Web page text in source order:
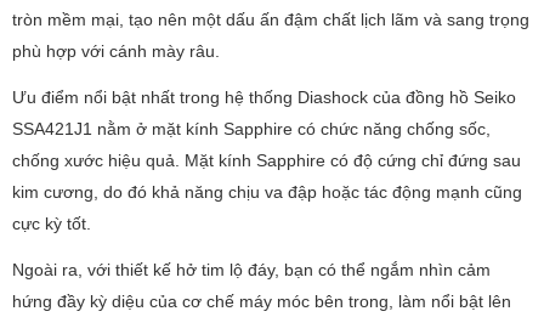
tròn mềm mại, tạo nên một dấu ấn đậm chất lịch lãm và sang trọng
phù hợp với cánh mày râu.
Ưu điểm nổi bật nhất trong hệ thống Diashock của đồng hồ Seiko
SSA421J1 nằm ở mặt kính Sapphire có chức năng chống sốc,
chống xước hiệu quả. Mặt kính Sapphire có độ cứng chỉ đứng sau
kim cương, do đó khả năng chịu va đập hoặc tác động mạnh cũng
cực kỳ tốt.
Ngoài ra, với thiết kế hở tim lộ đáy, bạn có thể ngắm nhìn cảm
hứng đầy kỳ diệu của cơ chế máy móc bên trong, làm nổi bật lên